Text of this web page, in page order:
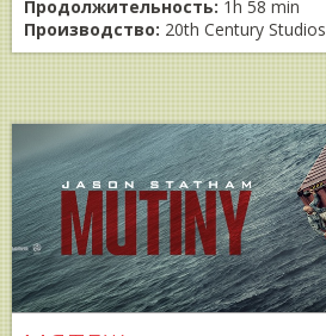
Продолжительность: 1h 58 min
Производство: 20th Century Studios